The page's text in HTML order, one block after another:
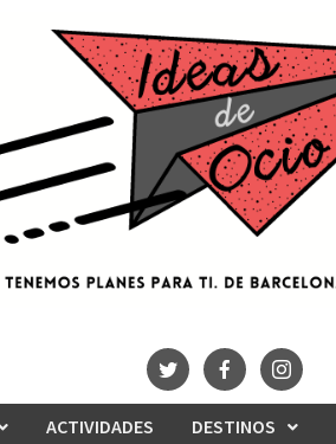
ACTIVIDADES DESTINOS